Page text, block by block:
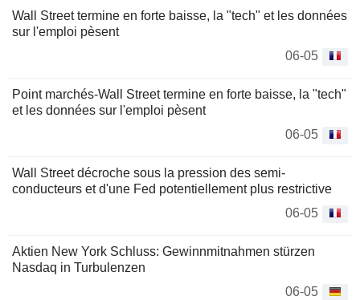
Wall Street termine en forte baisse, la "tech" et les données
sur l'emploi pèsent
06-05
Point marchés-Wall Street termine en forte baisse, la "tech"
et les données sur l'emploi pèsent
06-05
Wall Street décroche sous la pression des semi-
conducteurs et d'une Fed potentiellement plus restrictive
06-05
Aktien New York Schluss: Gewinnmitnahmen stürzen
Nasdaq in Turbulenzen
06-05